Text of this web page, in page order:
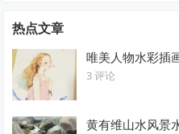
热点文章
唯美人物水彩插
3 评论
黄有维山水风景